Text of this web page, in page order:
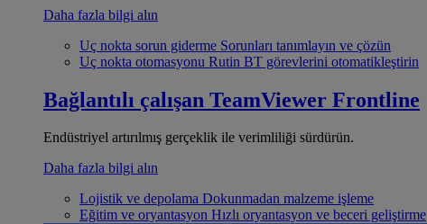
Daha fazla bilgi alın
Uç nokta sorun giderme Sorunları tanımlayın ve çözün
Uç nokta otomasyonu Rutin BT görevlerini otomatikleştirin
Bağlantılı çalışan TeamViewer Frontline
Endüstriyel artırılmış gerçeklik ile verimliliği sürdürün.
Daha fazla bilgi alın
Lojistik ve depolama Dokunmadan malzeme işleme
Eğitim ve oryantasyon Hızlı oryantasyon ve beceri geliştirme